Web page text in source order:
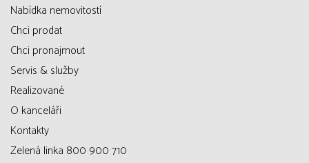
Nabídka nemovitostí
Chci prodat
Chci pronajmout
Servis & služby
Realizované
O kanceláři
Kontakty
Zelená linka 800 900 710